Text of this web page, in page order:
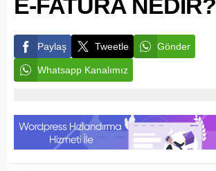
E-FATURA NEDİR?
Paylaş Tweetle Gönder
Whatsapp Kanalımız